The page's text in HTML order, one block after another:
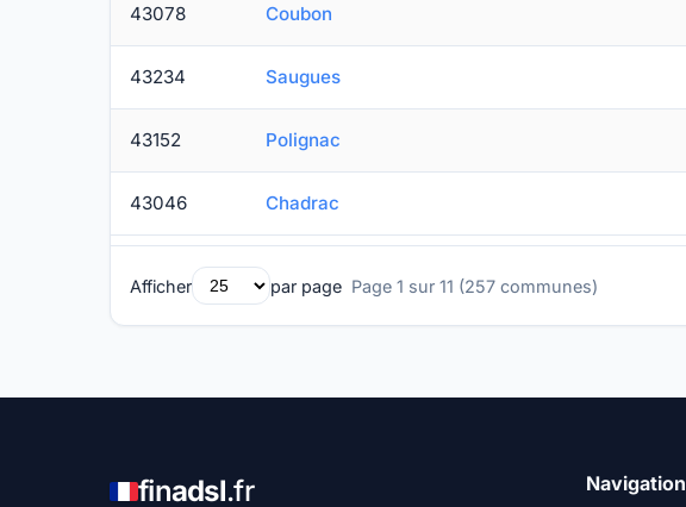
43078 Coubon
43234 Saugues
43152 Polignac
43046 Chadrac
Afficher par page Page 1 sur 11 (257 communes)
finadsl.fr Navigation